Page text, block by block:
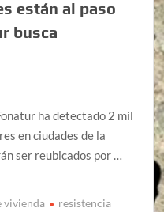
están al paso
busca
ha detectado 2 mil
en ciudades de la
ser reubicados por …
vivienda
resistencia